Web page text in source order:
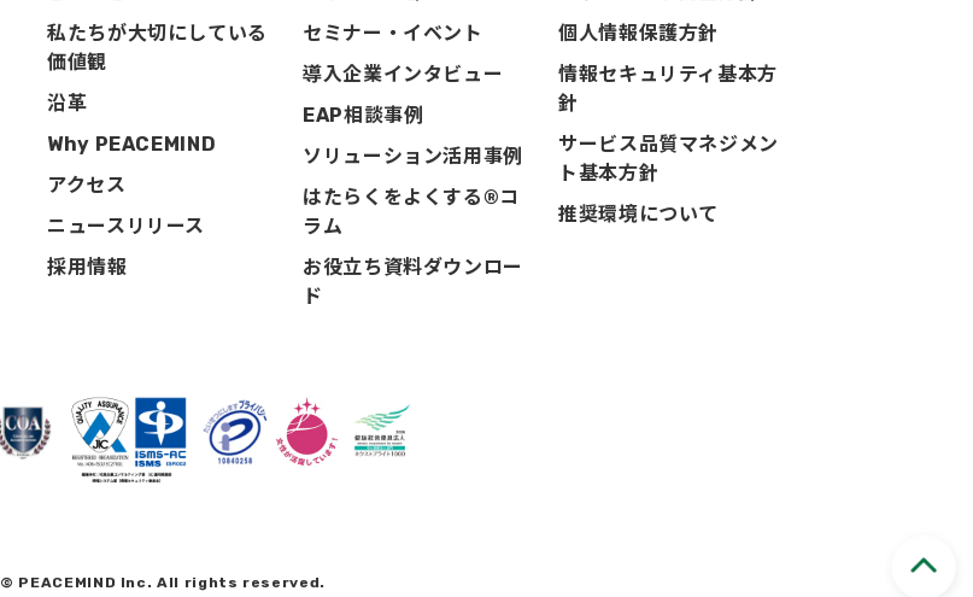
私たちが大切にしている
価値観
沿革
Why PEACEMIND
アクセス
ニュースリリース
採用情報
セミナー・イベント
導入企業インタビュー
EAP相談事例
ソリューション活用事例
はたらくをよくする®コ
ラム
お役立ち資料ダウンロー
ド
個人情報保護方針
情報セキュリティ基本方
針
サービス品質マネジメン
ト基本方針
推奨環境について
© PEACEMIND Inc. All rights reserved.